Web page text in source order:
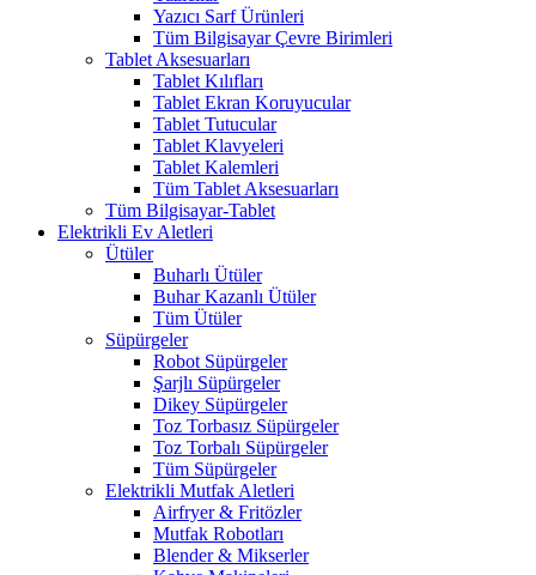
Yazıcı Sarf Ürünleri
Tüm Bilgisayar Çevre Birimleri
Tablet Aksesuarları
Tablet Kılıfları
Tablet Ekran Koruyucular
Tablet Tutucular
Tablet Klavyeleri
Tablet Kalemleri
Tüm Tablet Aksesuarları
Tüm Bilgisayar-Tablet
Elektrikli Ev Aletleri
Ütüler
Buharlı Ütüler
Buhar Kazanlı Ütüler
Tüm Ütüler
Süpürgeler
Robot Süpürgeler
Şarjlı Süpürgeler
Dikey Süpürgeler
Toz Torbasız Süpürgeler
Toz Torbalı Süpürgeler
Tüm Süpürgeler
Elektrikli Mutfak Aletleri
Airfryer & Fritözler
Mutfak Robotları
Blender & Mikserler